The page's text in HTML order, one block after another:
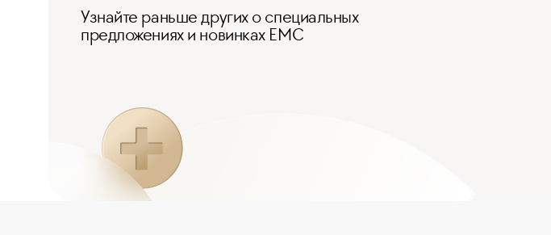
Отзыв Ирины о лечении неврита
Узнайте раньше других о специальных
предложениях и новинках ЕМС